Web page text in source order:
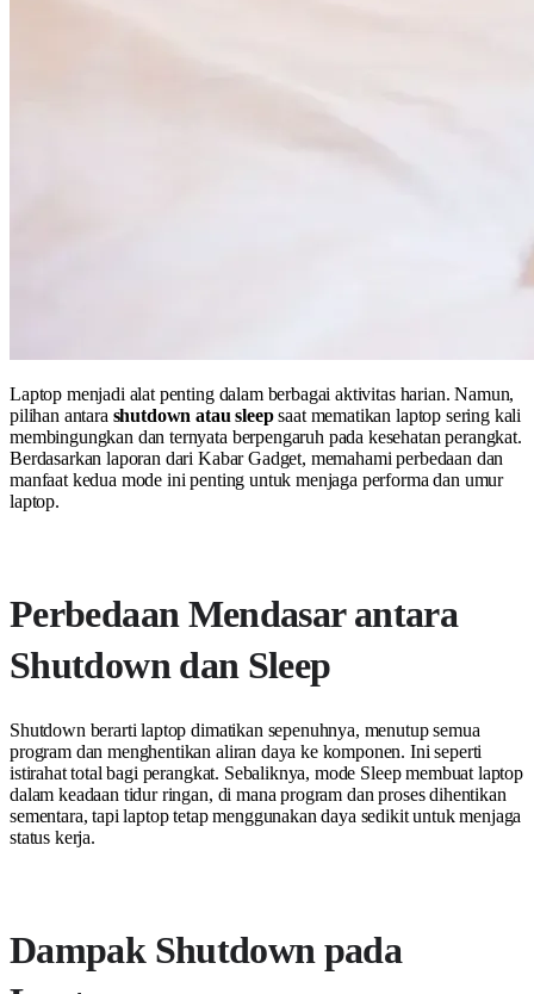
Laptop menjadi alat penting dalam berbagai aktivitas harian. Namun,
pilihan antara shutdown atau sleepsaat mematikan laptop sering kali
membingungkan dan ternyata berpengaruh pada kesehatan perangkat.
Berdasarkan laporan dari Kabar Gadget, memahami perbedaan dan
manfaat kedua mode ini penting untuk menjaga performa dan umur
laptop.
Perbedaan Mendasar antara
Shutdown dan Sleep
Shutdown berarti laptop dimatikan sepenuhnya, menutup semua
program dan menghentikan aliran daya ke komponen. Ini seperti
istirahat total bagi perangkat. Sebaliknya, mode Sleep membuat laptop
dalam keadaan tidur ringan, di mana program dan proses dihentikan
sementara, tapi laptop tetap menggunakan daya sedikit untuk menjaga
status kerja.
Dampak Shutdown pada